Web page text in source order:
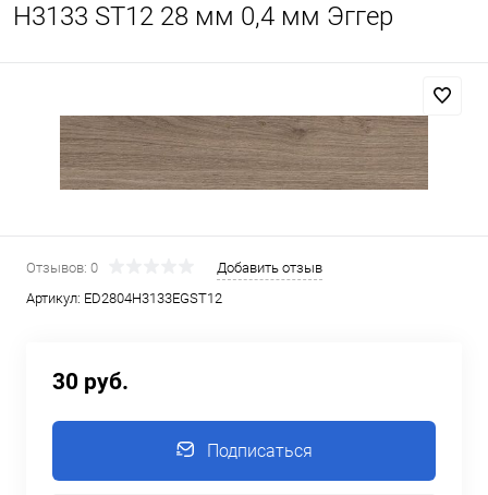
H3133 ST12 28 мм 0,4 мм Эггер
Отзывов: 0
Добавить отзыв
Артикул: ED2804H3133EGST12
30 руб.
Подписаться